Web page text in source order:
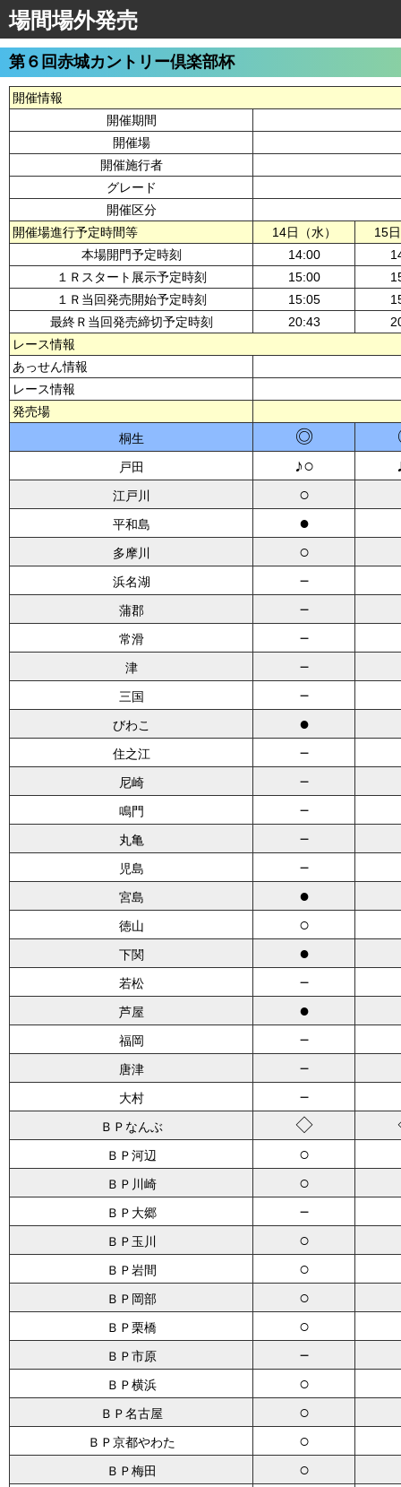
場間場外発売
第６回赤城カントリー倶楽部杯
開催情報
開催期間
開催場
開催施行者
グレード
開催区分
開催場進行予定時間等
14日（水）
15
本場開門予定時刻
14:00
１Ｒスタート展示予定時刻
15:00
１Ｒ当回発売開始予定時刻
15:05
最終Ｒ当回発売締切予定時刻
20:43
レース情報
あっせん情報
レース情報
発売場
桐生
◎
戸田 ♪○
江戸川 ○
平和島 ●
多摩川 ○
浜名湖 －
蒲郡 －
常滑 －
津 －
三国 －
びわこ ●
住之江 －
尼崎 －
鳴門 －
丸亀 －
児島 －
宮島 ●
徳山 ○
下関 ●
若松 －
芦屋 ●
福岡 －
唐津 －
大村 －
ＢＰなんぶ ◇
ＢＰ河辺 ○
ＢＰ川崎 ○
ＢＰ大郷 －
ＢＰ玉川 ○
ＢＰ岩間 ○
ＢＰ岡部 ○
ＢＰ栗橋 ○
ＢＰ市原 －
ＢＰ横浜 ○
ＢＰ名古屋 ○
ＢＰ京都やわた ○
ＢＰ梅田 ○